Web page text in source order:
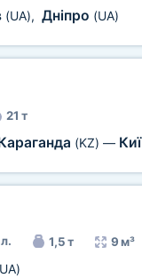
(UA), Дніпро (UA)
21 т
(KZ) —
1,5 т 9 м³